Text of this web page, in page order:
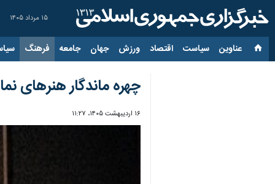
۱۵ مرداد ۱۴۰۵
عناوین‌ سیاست اقتصاد ورزش جهان جامعه فرهنگ
چهره ماندگار هنرهای
۱۶ اردیبهشت ۱۴۰۵، ۱۱:۲۷